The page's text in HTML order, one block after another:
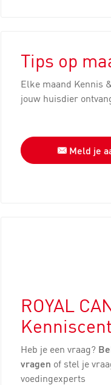
Tips op
Elke maand Kennis
jouw huisdier
Meld je
ROYAL
Heb je een vraag?
vragen of stel je
voedingexperts